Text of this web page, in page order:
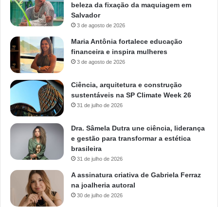
beleza da fixação da maquiagem em
Salvador
3 de agosto de 2026
Maria Antônia fortalece educação
financeira e inspira mulheres
3 de agosto de 2026
Ciência, arquitetura e construção
sustentáveis na SP Climate Week 26
31 de julho de 2026
Dra. Sâmela Dutra une ciência, liderança
e gestão para transformar a estética
brasileira
31 de julho de 2026
A assinatura criativa de Gabriela Ferraz
na joalheria autoral
30 de julho de 2026